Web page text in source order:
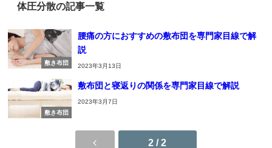
体圧分散の記事一覧
敷き布団
腰痛の方におすすめの敷布団を専門家目線で解
説
2023年3月13日
敷き布団
敷布団と寝返りの関係を専門家目線で解説
2023年3月7日
2 / 2